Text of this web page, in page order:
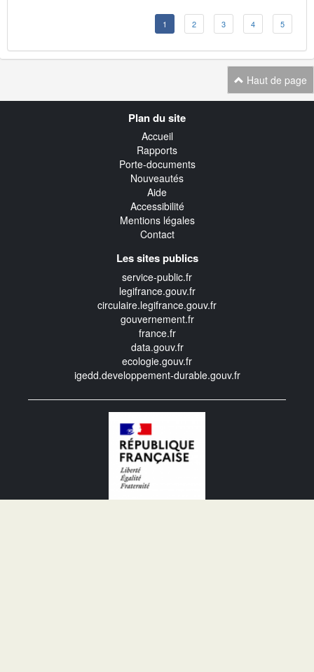
1 2 3 4 5
Haut de page
Plan du site
Accueil
Rapports
Porte-documents
Nouveautés
Aide
Accessibilité
Mentions légales
Contact
Les sites publics
service-public.fr
legifrance.gouv.fr
circulaire.legifrance.gouv.fr
gouvernement.fr
france.fr
data.gouv.fr
ecologie.gouv.fr
igedd.developpement-durable.gouv.fr